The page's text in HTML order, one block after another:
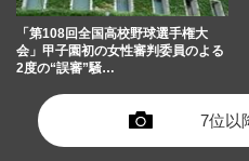
「第108回全国高校野球選手権大
会」甲子園初の女性審判委員のよる
2度の“誤審”騒…
7位以